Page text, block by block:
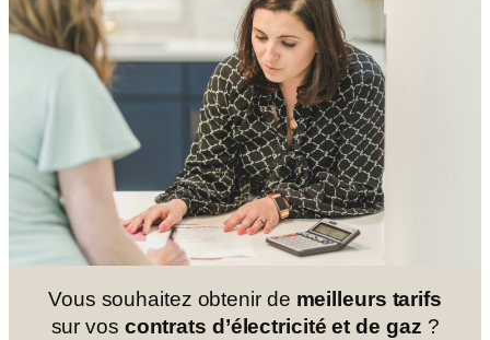
Vous souhaitez obtenir de meilleurs tarifs
sur vos contrats d’électricité et de gaz ?